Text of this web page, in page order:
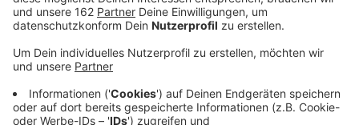
Seit Mitternacht wird wieder gestreikt am Amazon-
Standort in Rheinberg. Genau wie in Werne sind die